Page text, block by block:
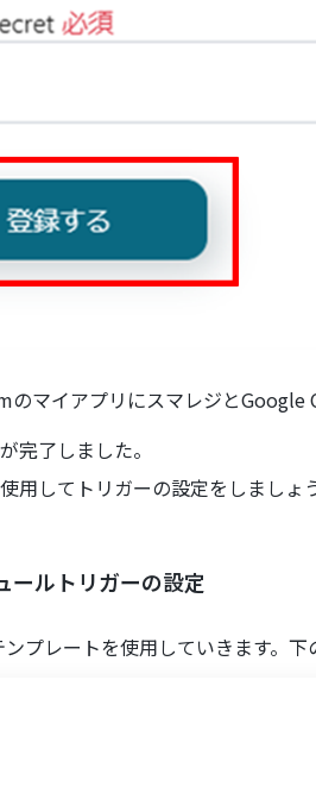
のマイアプリにスマレジとGoogle
完了しました。
用してトリガーの設定をしましょ
ールトリガーの設定
プレートを使用していきます。